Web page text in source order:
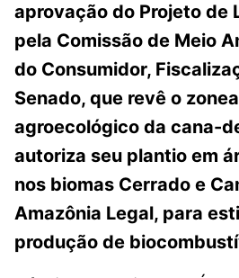
aprovação do Projeto de
pela Comissão de Meio
do Consumidor,
Senado, que revê o
agroecológico da cana-
autoriza seu plantio em
nos biomas Cerrado e
Amazônia Legal, para
produção de